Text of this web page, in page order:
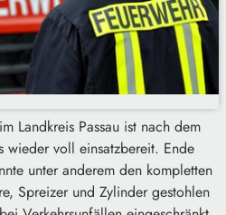
Landkreis Passau ist nach dem
wieder voll einsatzbereit. Ende
unter anderem den kompletten
Spreizer und Zylinder gestohlen